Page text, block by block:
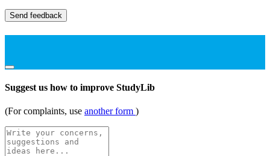
Send feedback
Suggest us how to improve StudyLib
(For complaints, use another form )